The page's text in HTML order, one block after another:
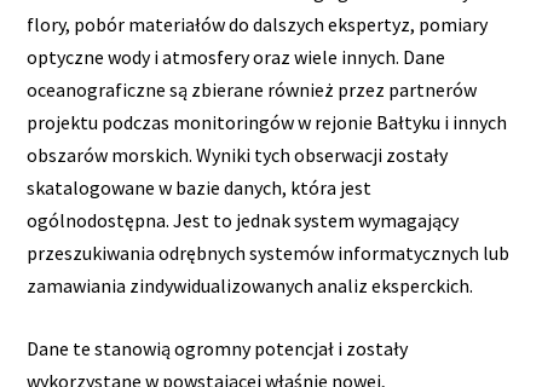
flory, pobór materiałów do dalszych ekspertyz, pomiary
optyczne wody i atmosfery oraz wiele innych. Dane
oceanograficzne są zbierane również przez partnerów
projektu podczas monitoringów w rejonie Bałtyku i innych
obszarów morskich. Wyniki tych obserwacji zostały
skatalogowane w bazie danych, która jest
ogólnodostępna. Jest to jednak system wymagający
przeszukiwania odrębnych systemów informatycznych lub
zamawiania zindywidualizowanych analiz eksperckich.
Dane te stanowią ogromny potencjał i zostały
wykorzystane w powstającej właśnie nowej,